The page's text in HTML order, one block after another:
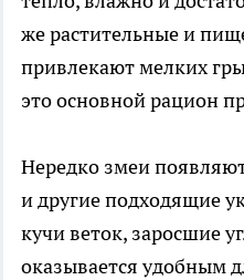
же растительные и
привлекают мелких
это основной рацион
Нередко змеи
и другие подходящие
кучи веток, заросшие
оказывается удобным